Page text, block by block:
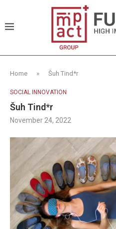
Home » Šuh Tind*r
SOCIAL INNOVATION
Šuh Tind*r
November 24, 2022